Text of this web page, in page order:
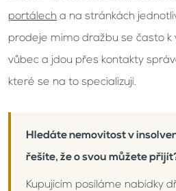
portálech a na stránkách
prodeje mimo dražbu se často k
vůbec a jdou přes kontakty
které se na to specializují.
Hledáte nemovitost v
řešíte, že o svou můžete
Kupujícím posíláme nabídky